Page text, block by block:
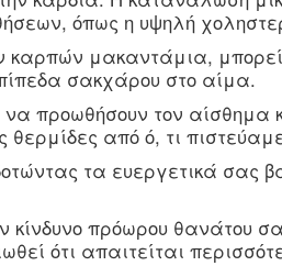
όπως η υψηλή
μακαντάμια, μπορεί
σακχάρου στο αίμα.
προωθήσουν τον αίσθημα
από ό, τι
τα ευεργετικά σας
πρόωρου θανάτου
ότι απαιτείται